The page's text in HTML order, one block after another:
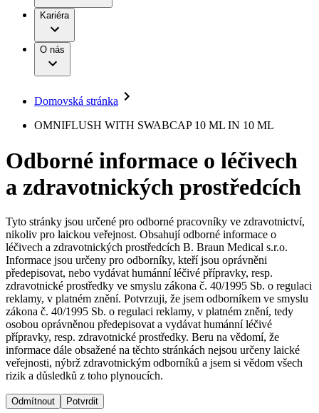
Léčba bolesti
Mimotělní očišťování krve
Neurochirurgie
Onkologie
Ortopedie
Páteřní chirurgie
Péče o rány
Prevence a kontrola infekcí
Uzavírání ran
Řešení
Terapie
Onemocnění
B. Braun Avitum
Dialyzační střediska​
B. Braun Avitum poskytuje kvalitní dialyzační péči ve všech
svých střediscích v České republice. Více informací se
dozvíte na stránkách jednotlivých středisek.
Práce a kariéra
Naše kultura
Vaše příležitost​
Nabídky pracovních míst
Objevte své kariérní příležitosti ​v B. Braun. Vyhledejte náš trh
práce​ pro zajímavé pozice.​
Odpovědnost
Média
Tiskové zprávy
Kontakt
Kontaktní formulář
Registrace k odběru newsletteru
Odpovědnost
Média
Kontakt
Kariéra
O nás
Domovská stránka
OMNIFLUSH WITH SWABCAP 10 ML IN 10 ML
Odborné informace o léčivech
a zdravotnických prostředcích
Tyto stránky jsou určené pro odborné pracovníky ve zdravotnictví,
nikoliv pro laickou veřejnost. Obsahují odborné informace o
léčivech a zdravotnických prostředcích B. Braun Medical s.r.o.
Informace jsou určeny pro odborníky, kteří jsou oprávněni
předepisovat, nebo vydávat humánní léčivé přípravky, resp.
zdravotnické prostředky ve smyslu zákona č. 40/1995 Sb. o regulaci
reklamy, v platném znění. Potvrzuji, že jsem odborníkem ve smyslu
zákona č. 40/1995 Sb. o regulaci reklamy, v platném znění, tedy
osobou oprávněnou předepisovat a vydávat humánní léčivé
přípravky, resp. zdravotnické prostředky. Beru na vědomí, že
informace dále obsažené na těchto stránkách nejsou určeny laické
veřejnosti, nýbrž zdravotnickým odborníků a jsem si vědom všech
rizik a důsledků z toho plynoucích.
Odmítnout Potvrdit